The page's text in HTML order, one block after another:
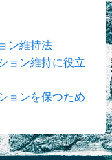
ン維持法
ョン維持に役立
ョンを保つため